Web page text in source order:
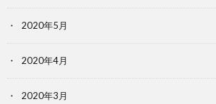
2020年5月
2020年4月
2020年3月